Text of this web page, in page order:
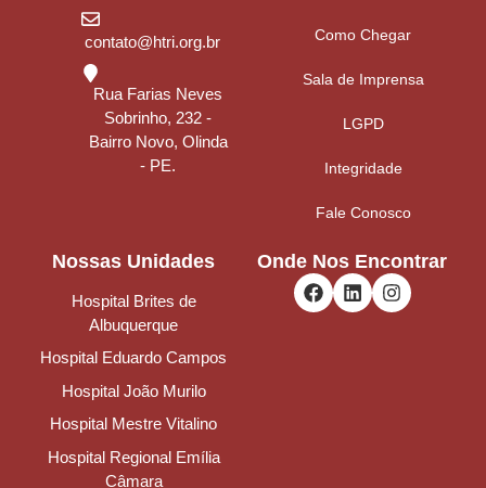
contato@htri.org.br
Rua Farias Neves
Sobrinho, 232 -
Bairro Novo, Olinda
- PE.
Como Chegar
Sala de Imprensa
LGPD
Integridade
Fale Conosco
Nossas Unidades
Hospital Brites de
Albuquerque
Hospital Eduardo Campos
Hospital João Murilo
Hospital Mestre Vitalino
Hospital Regional Emília
Câmara
Onde Nos Encontrar